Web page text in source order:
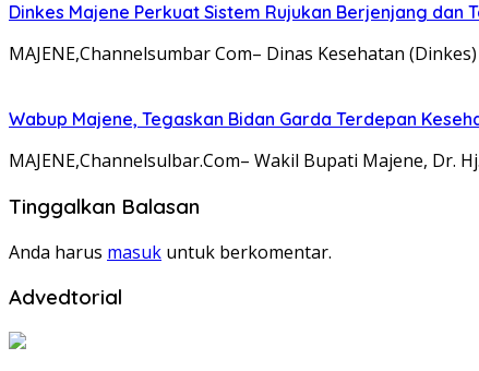
Dinkes Majene Perkuat Sistem Rujukan Berjenjang dan
MAJENE,Channelsumbar Com– Dinas Kesehatan
Wabup Majene, Tegaskan Bidan Garda Terdepan
MAJENE,Channelsulbar.Com– Wakil Bupati Majene, Dr.
Tinggalkan Balasan
Anda harus masuk untuk berkomentar.
Advedtorial